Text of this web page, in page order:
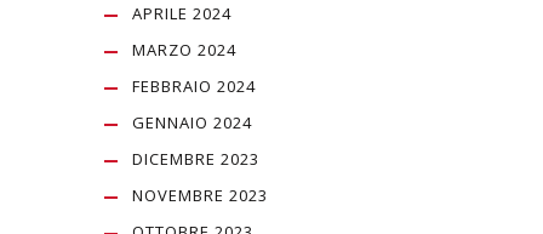
APRILE 2024
MARZO 2024
FEBBRAIO 2024
GENNAIO 2024
DICEMBRE 2023
NOVEMBRE 2023